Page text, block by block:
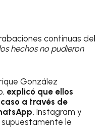
continuas del
hechos no pudieron
González
explicó que ellos
a través de
Instagram y
le